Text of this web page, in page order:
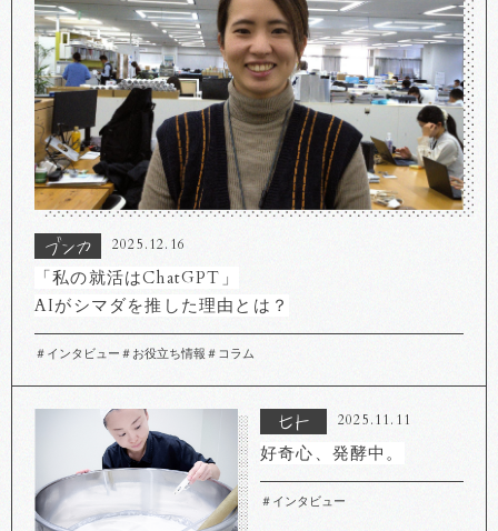
2025.12.16
「私の就活はChatGPT」
AIがシマダを推した理由とは？
＃インタビュー ＃お役立ち情報 ＃コラム
2025.11.11
好奇心、発酵中。
＃インタビュー